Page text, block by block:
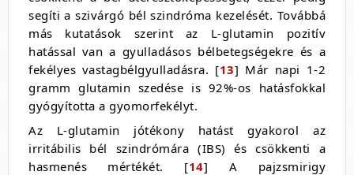
segíti a szivárgó bél szindróma kezelését. Továbbá
más kutatások szerint az L-glutamin pozitív
hatással van a gyulladásos bélbetegségekre és a
fekélyes vastagbélgyulladásra. [13] Már napi 1-2
gramm glutamin szedése is 92%-os hatásfokkal
gyógyította a gyomorfekélyt.
Az L-glutamin jótékony hatást gyakorol az
irritábilis bél szindrómára (IBS) és csökkenti a
hasmenés mértékét. [14] A pajzsmirigy